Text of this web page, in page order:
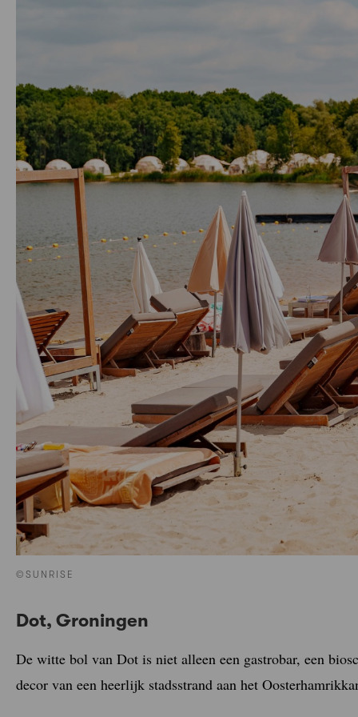
©SUNRISE
Dot, Groningen
De witte bol van Dot is niet alleen een gastrobar, een
decor van een heerlijk stadsstrand aan het